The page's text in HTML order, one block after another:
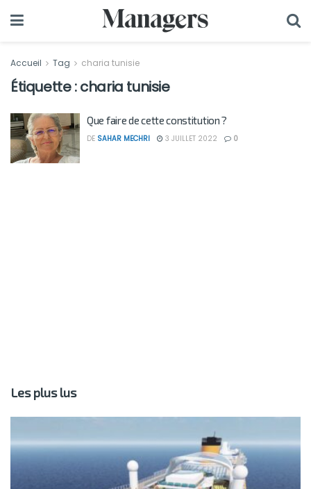
Accueil Tag charia tunisie
Étiquette :charia tunisie
Que faire de cette constitution ?
DE SAHAR MECHRI 3 JUILLET 2022 0
Les plus lus